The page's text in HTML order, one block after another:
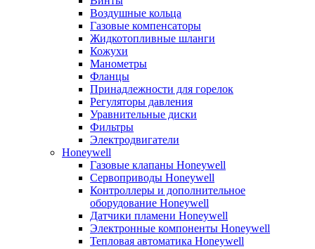
Воздушные кольца
Газовые компенсаторы
Жидкотопливные шланги
Кожухи
Манометры
Фланцы
Принадлежности для горелок
Регуляторы давления
Уравнительные диски
Фильтры
Электродвигатели
Honeywell
Газовые клапаны Honeywell
Сервоприводы Honeywell
Контроллеры и дополнительное
оборудование Honeywell
Датчики пламени Honeywell
Электронные компоненты Honeywell
Тепловая автоматика Honeywell